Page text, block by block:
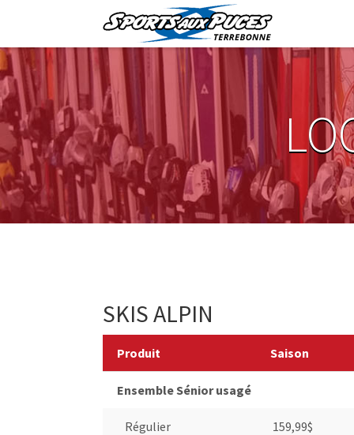
SKIS ALPIN
Produit Saison
Ensemble Sénior usagé
Régulier 159,99$